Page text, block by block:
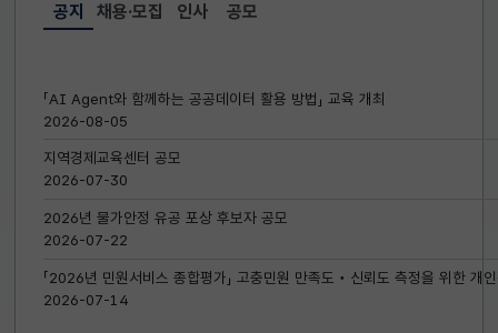
공지
선택됨
공지
「AI Agent와 함께하는 공공데이터 활용 방법」 교육 개최
2026-08-05
지역경제교육센터 공모
2026-07-30
2026년 물가안정 유공 포상 후보자 공모
2026-07-22
「2026년 민원서비스 종합평가」 고충민원 만족도‧신뢰도 측정을 위한 개
2026-07-14
채용·모집 인사 공모